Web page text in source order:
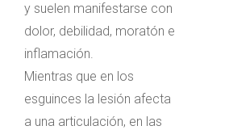
y suelen manifestarse con
dolor, debilidad, moratón e
inflamación.
Mientras que en los
esguinces la lesión afecta
a una articulación, en las